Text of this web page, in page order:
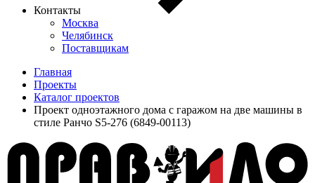
Контакты
Москва
Челябинск
Поставщикам
Главная
Проекты
Каталог проектов
Проект одноэтажного дома с гаражом на две машины в
стиле Ранчо S5-276 (6849-00113)